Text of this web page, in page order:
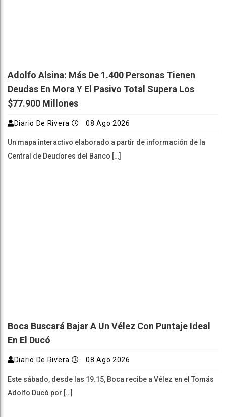
Adolfo Alsina: Más De 1.400 Personas Tienen
Deudas En Mora Y El Pasivo Total Supera Los
$77.900 Millones
Diario De Rivera 08 Ago 2026
Un mapa interactivo elaborado a partir de información de la
Central de Deudores del Banco […]
Boca Buscará Bajar A Un Vélez Con Puntaje Ideal
En El Ducó
Diario De Rivera 08 Ago 2026
Este sábado, desde las 19.15, Boca recibe a Vélez en el Tomás
Adolfo Ducó por […]